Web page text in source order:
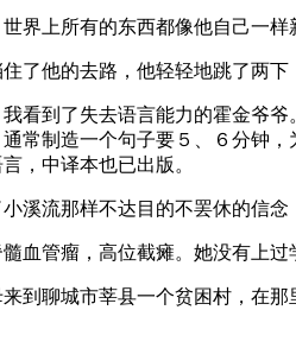
界上所有的东西都像他自己一
了他的去路，他轻轻地跳了两
看到了失去语言能力的霍金爷
常制造一个句子要５、６分钟
，中译本也已出版。
溪流那样不达目的不罢休的信
血管瘤，高位截瘫。她没有上
到聊城市莘县一个贫困村，在